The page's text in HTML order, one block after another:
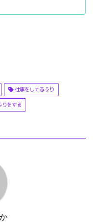
仕事をしてるふり
をする